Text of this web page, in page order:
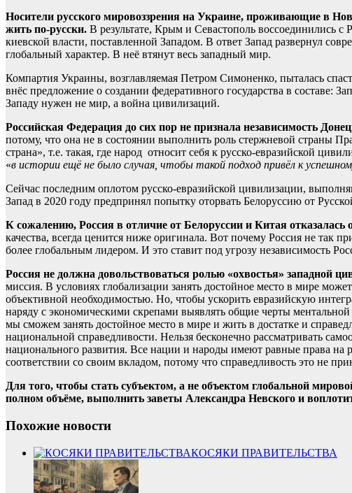
Носители русского мировоззрения на Украине, проживающие в
жить по-русски. В результате, Крым и Севастополь воссоединились
киевской власти, поставленной Западом. В ответ Запад развернул
глобальный характер. В неё втянут весь западный мир.
Компартия Украины, возглавляемая Петром Симоненко, пыталась
внёс предложение о создании федеративного государства в
Западу нужен не мир, а война цивилизаций.
Российская Федерация до сих пор не признала независимость
потому, что она не в состоянии выполнить роль стержневой страны
страна», т.е. такая, где народ относит себя к русско-евразийской
«в истории ещё не было случая, чтобы такой подход привёл к
Сейчас последним оплотом русско-евразийской цивилизации,
Запад в 2020 году предпринял попытку оторвать Белоруссию от
К сожалению, Россия в отличие от Белоруссии и Китая
качества, всегда ценится ниже оригинала. Вот почему Россия не так
более глобальным лидером. И это ставит под угрозу независимость
Россия не должна довольствоваться ролью «охвостья» западной
миссия. В условиях глобализации занять достойное место в мире
объективной необходимостью. Но, чтобы ускорить евразийскую
наряду с экономическими скрепами выявлять общие черты
мы сможем занять достойное место в мире и жить в достатке и
национальной справедливости. Нельзя бесконечно рассматривать
национального развития. Все нации и народы имеют равные права
соответствии со своим вкладом, потому что справедливость это не
Для того, чтобы стать субъектом, а не объектом глобальной
полном объёме, выполнить заветы Александра Невского и
Похожие новости
КОСЯКИ ПРАВИТЕЛЬСТВА